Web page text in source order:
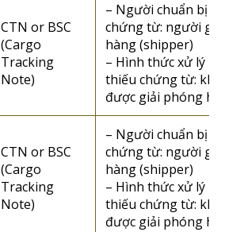
CTN or BSC
(Cargo
Tracking
Note)
– Người chuẩn bị
chứng từ: người gửi
hàng (shipper)
– Hình thức xử lý
thiếu chứng từ:
được giải phóng
CTN or BSC
(Cargo
Tracking
Note)
– Người chuẩn bị
chứng từ: người gửi
hàng (shipper)
– Hình thức xử lý
thiếu chứng từ:
được giải phóng